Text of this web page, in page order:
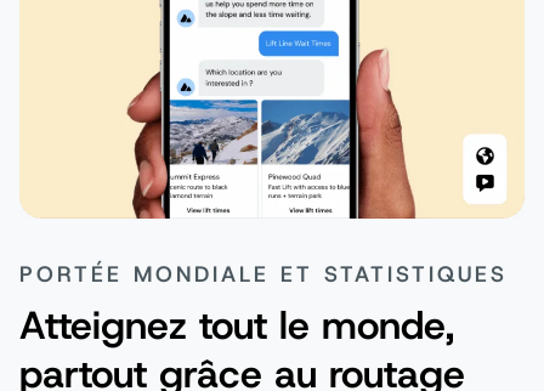
PORTÉE MONDIALE ET STATISTIQUES
Atteignez tout le monde,
partout grâce au routage